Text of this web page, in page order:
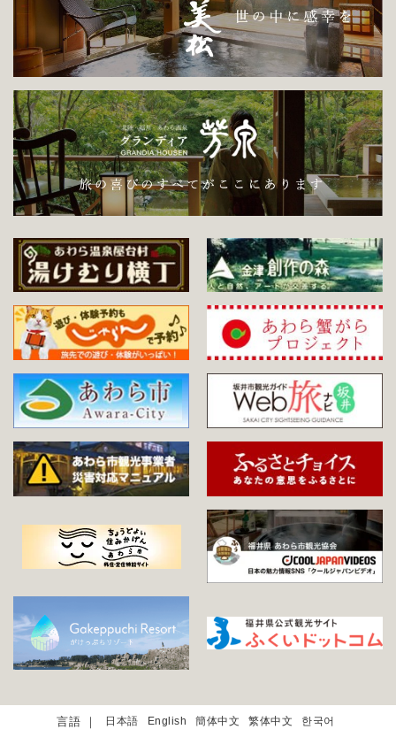
日本語 English 簡体中文 繁体中文 한국어